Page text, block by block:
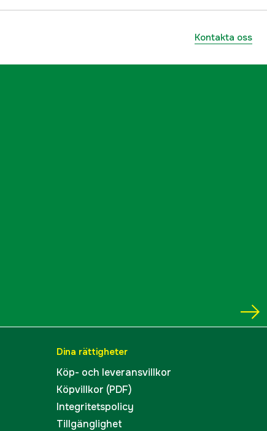
Kontakta oss
Dina rättigheter
Köp- och leveransvillkor
Köpvillkor (PDF)
Integritetspolicy
Tillgänglighet